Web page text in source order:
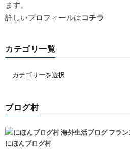
ます。
詳しいプロフィールはコチラ
カテゴリ一覧
ブログ村
にほんブログ村